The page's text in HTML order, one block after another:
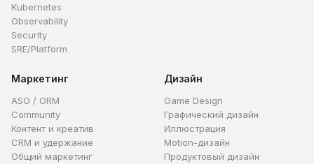
Kubernetes
Observability
Security
SRE/Platform
Маркетинг
ASO / ORM
Community
Контент и креатив
CRM и удержание
Общий маркетинг
Дизайн
Game Design
Графический дизайн
Иллюстрация
Motion-дизайн
Продуктовый дизайн